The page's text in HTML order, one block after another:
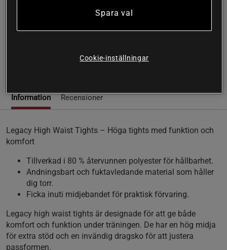
7314840376311
Legacy high waist tights är tillverkade av återvunnen
Information Recensioner
Legacy High Waist Tights – Höga tights med funktion och
komfort
Tillverkad i 80 % återvunnen polyester för hållbarhet.
Andningsbart och fuktavledande material som håller
dig torr.
Ficka inuti midjebandet för praktisk förvaring.
Legacy high waist tights är designade för att ge både
komfort och funktion under träningen. De har en hög midja
för extra stöd och en invändig dragsko för att justera
passformen.
Spara val
Cookie-inställningar